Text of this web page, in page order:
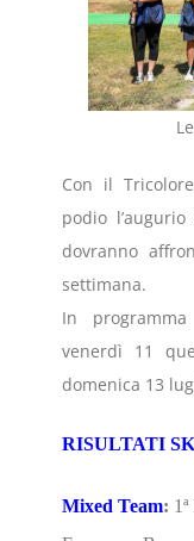
Con il
podio
dovranno
settimana.
In
venerdì 11
domenica 13
RISULTATI
Mixed Team: